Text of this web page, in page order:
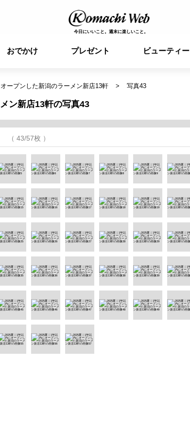
今日にいいこと。週末に楽しいこと。
おでかけ プレゼント ビューティー
ープンした新潟のラーメン新店13軒 写真43
ン新店13軒の写真43
（ 43/57枚 ）